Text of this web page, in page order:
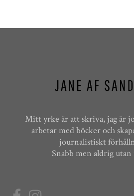
Mitt yrke är att skriva, jag är
arbetar med böcker och
journalistiskt
Snabb men aldrig